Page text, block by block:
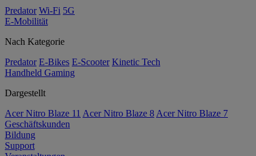
Predator Wi-Fi 5G
E-Mobilität
Nach Kategorie
Predator E-Bikes E-Scooter Kinetic Tech
Handheld Gaming
Dargestellt
Acer Nitro Blaze 11 Acer Nitro Blaze 8 Acer Nitro Blaze 7
Geschäftskunden
Bildung
Support